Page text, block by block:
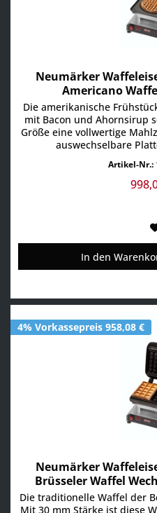
Neumärker
Americano
Die amerikanische
mit Bacon und Ahornsirup
Größe eine vollwertige
auswechselbare
25 verschiedene
Waffeln, Pizza, Crêpes,
Artikel-Nr.:
In den
4% Vorkassepreis 958,08 €
Neumärker
Brüsseler Waffel
Die traditionelle Waffel der
Mit 30 mm Stärke ist diese